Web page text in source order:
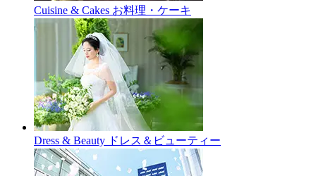
Cuisine & Cakes お料理・ケーキ
Dress & Beauty ドレス＆ビューティー